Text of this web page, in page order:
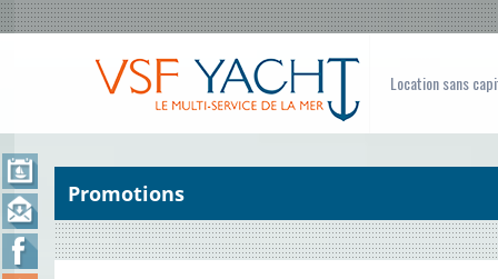
Location sans
Promotions